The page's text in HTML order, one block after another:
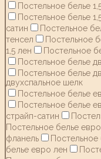
Постельное белье
Постельное белье
сатин
Постельное
тенсел
Постельное
1,5 лен
Постельное
Постельное белье
Постельное белье
двухспальное шелк
Постельное белье
Постельное белье
страйп-сатин
Постельное белье
фланель
белье евро лен